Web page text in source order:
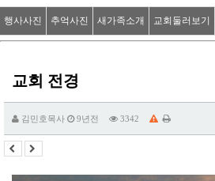
행사사진 추억사진 새가족소개 교회둘러보기
교회 전경
김민호목사 9년전 3342